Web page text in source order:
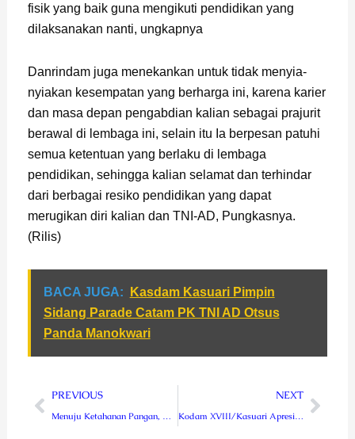
fisik yang baik guna mengikuti pendidikan yang
dilaksanakan nanti, ungkapnya
Danrindam juga menekankan untuk tidak menyia-
nyiakan kesempatan yang berharga ini, karena karier
dan masa depan pengabdian kalian sebagai prajurit
berawal di lembaga ini, selain itu Ia berpesan patuhi
semua ketentuan yang berlaku di lembaga
pendidikan, sehingga kalian selamat dan terhindar
dari berbagai resiko pendidikan yang dapat
merugikan diri kalian dan TNI-AD, Pungkasnya.
(Rilis)
BACA JUGA:
Kasdam Kasuari Pimpin
Sidang Parade Catam PK TNI AD Otsus
Panda Manokwari
Prev
PREVIOUS
Menuju Ketahanan Pangan, Kodam Kasuari Gelar Panen Jagung Perdana Serentak
NEXT
Kodam XVIII/Kasuari Apresiasi Terbentuknya PD PPM di Papua Barat
Next